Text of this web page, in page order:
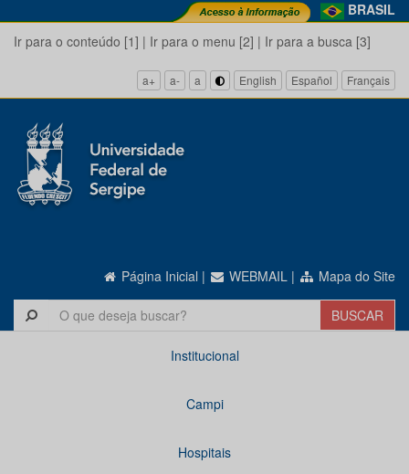
BRASIL
Ir para o conteúdo [1] | Ir para o menu [2] | Ir para a busca [3]
a+ a- a English Español Français
Página Inicial | WEBMAIL | Mapa do Site
Institucional
Campi
Hospitais